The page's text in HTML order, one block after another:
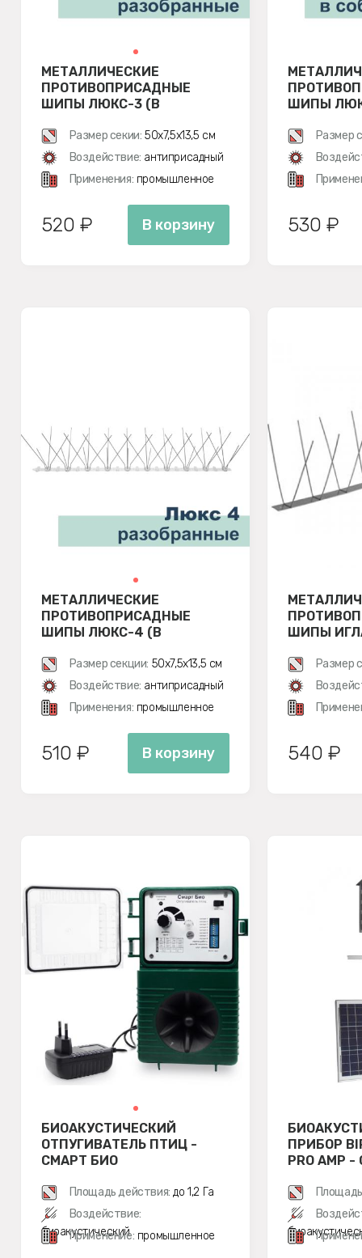
МЕТАЛЛИЧЕСКИЕ
ПРОТИВОПРИСАДНЫЕ
ШИПЫ ЛЮКС-3 (В
Размер секии: 50х7,5х13,5 см
Воздействие: антиприсадный
Применения: промышленное
520 ₽ В корзину
ШИПЫ
Размер
530 ₽
МЕТАЛЛИЧЕСКИЕ
ПРОТИВОПРИСАДНЫЕ
ШИПЫ ЛЮКС-4 (В
Размер секции: 50х7,5х13,5 см
Воздействие: антиприсадный
Применения: промышленное
510 ₽ В корзину
ШИПЫ
Размер
540 ₽
БИОАКУСТИЧЕСКИЙ
ОТПУГИВАТЕЛЬ ПТИЦ -
СМАРТ БИО
Площадь действия: до 1,2 Га
Воздействие:
биоакустический
Применение: промышленное
ПРИБОР
PRO AMP